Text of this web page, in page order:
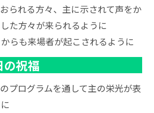
られる方々、主に示されて声をか
た方々が来られるように
らも来場者が起こされるように
の祝福
プログラムを通して主の栄光が表